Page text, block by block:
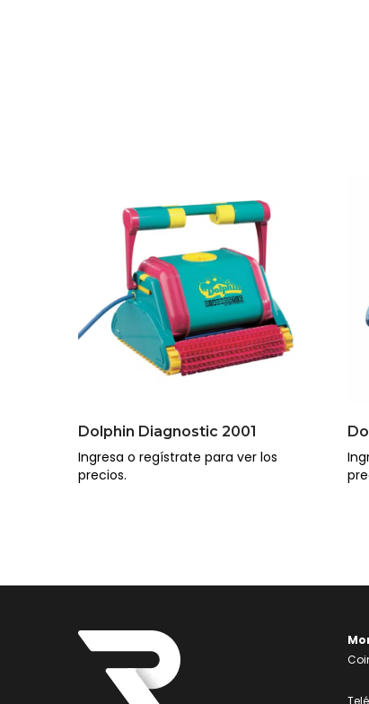
Dolphin Diagnostic 2001
Ingresa o regístrate para ver los
precios.